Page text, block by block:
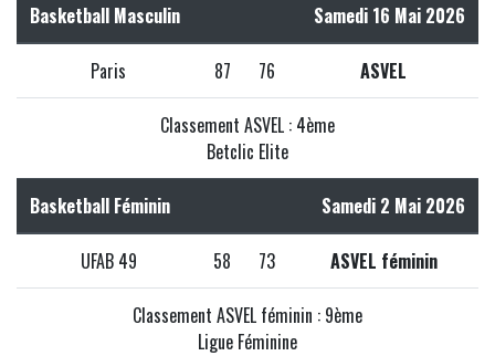
Basketball Masculin Samedi 16 Mai 2026
Paris 87 76 ASVEL
Classement ASVEL : 4ème
Betclic Elite
Basketball Féminin Samedi 2 Mai 2026
UFAB 49 58 73 ASVEL féminin
Classement ASVEL féminin : 9ème
Ligue Féminine